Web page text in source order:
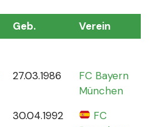
Geb. Verein
27.03.1986
FC Bayern
München
30.04.1992
FC